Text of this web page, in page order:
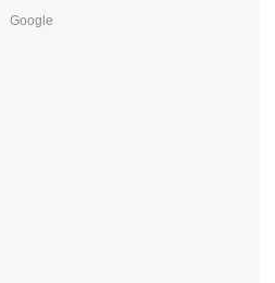
Google